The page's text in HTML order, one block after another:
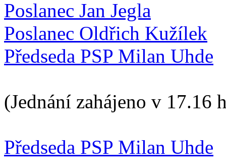
Poslanec Jan Jegla
Poslanec Oldřich Kužílek
Předseda PSP Milan Uhde
(Jednání zahájeno v 17.16
Předseda PSP Milan Uhde